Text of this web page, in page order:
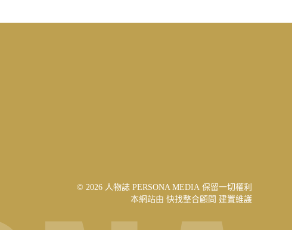
© 2026 人物誌 PERSONA MEDIA 保留一切權利
本網站由 快找整合顧問 建置維護